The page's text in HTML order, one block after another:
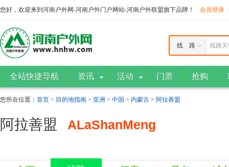
您好，欢迎来到河南户外网-河南户外门户网站-河南户外联盟旗下品牌！ 会员登录
线路
线 路
全站快捷导航 资讯 活动 门票 抢购
您所在位置： 首页 > 目的地指南 > 亚洲 > 中国 > 内蒙古 > 阿拉善盟
阿拉善盟 ALaShanMeng